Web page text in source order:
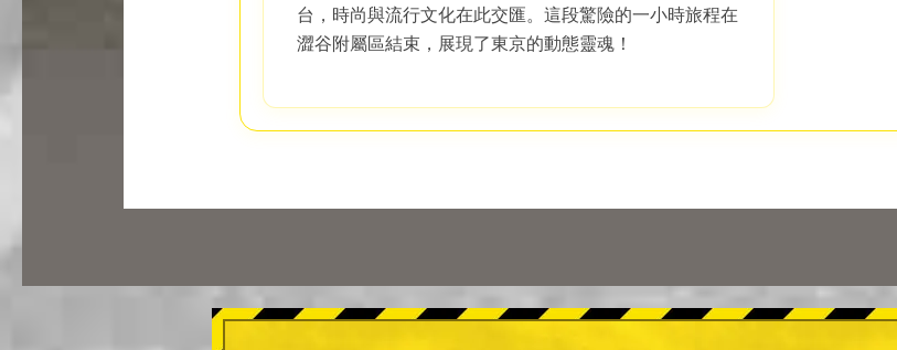
台，時尚與流行文化在此交匯。這段驚險的一小時旅程在
澀谷附屬區結束，展現了東京的動態靈魂！